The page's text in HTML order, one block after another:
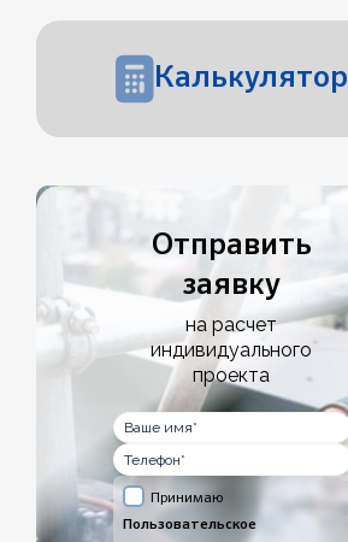
Калькулятор
Отправить
заявку
на расчет
индивидуального
проекта
Принимаю
Пользовательское